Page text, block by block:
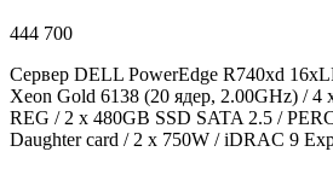
444 700
Сервер DELL PowerEdge R740xd
Xeon Gold 6138 (20 ядер, 2.00GHz) /
REG / 2 x 480GB SSD SATA 2.5 /
Daughter card / 2 x 750W / iDRAC 9